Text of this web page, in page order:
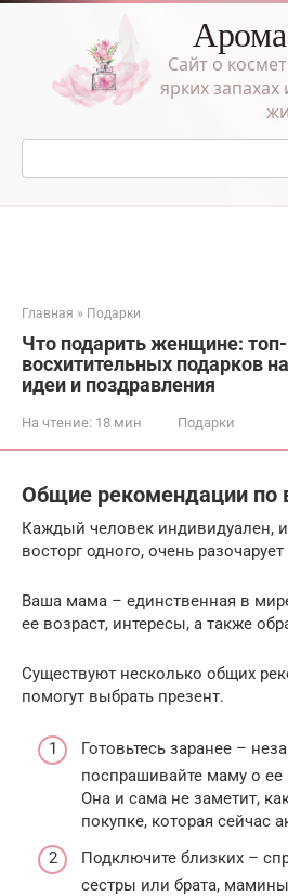
Перейти
Сайт о
ярких запахах
Поиск:
Главная » Подарки
Что подарить женщине:
восхитительных подарков
идеи и поздравления
На чтение: 18 мин Подарки
Общие рекомендации по
Каждый человек индивидуален,
восторг одного, очень разочарует
Ваша мама – единственная в
ее возраст, интересы, а также
Существуют несколько общих
помогут выбрать презент.
Готовьтесь заранее –
поспрашивайте маму о ее
Она и сама не заметит,
покупке, которая сейчас
Подключите близких –
сестры или брата,